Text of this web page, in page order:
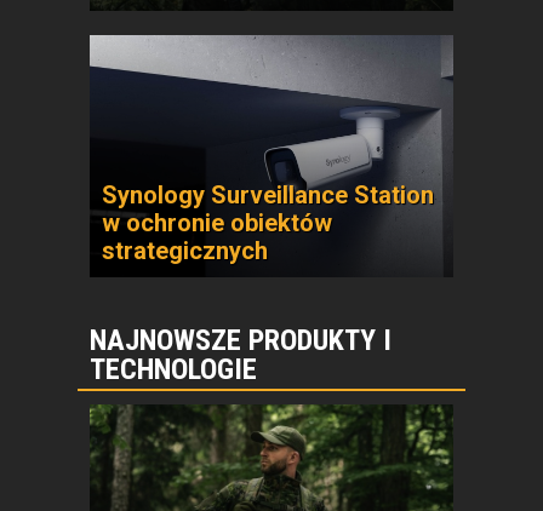
Synology Surveillance Station
w ochronie obiektów
strategicznych
NAJNOWSZE PRODUKTY I
TECHNOLOGIE